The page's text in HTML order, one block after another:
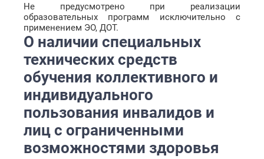
Не предусмотрено при реализации
образовательных программ исключительно с
применением ЭО, ДОТ.
О наличии специальных
технических средств
обучения коллективного и
индивидуального
пользования инвалидов и
лиц с ограниченными
возможностями здоровья